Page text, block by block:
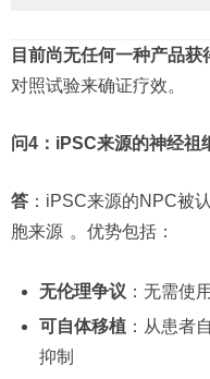
目前尚无任何一种产品获
对照试验来确证疗效。
问4：iPSC来源的神经祖
答 ：iPSC来源的NPC被
胞来源 。优势包括：
无伦理争议 ：无需使
可自体移植：从患者
抑制